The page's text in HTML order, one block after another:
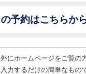
予約はこちらか
にホームページをご覧の
力するだけの簡単なもの